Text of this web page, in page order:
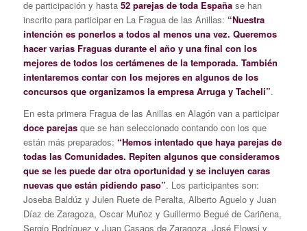
de participación y hasta 52 parejas de toda Españase han
inscrito para participar en La Fragua de las Anillas: “Nuestra
intención es ponerlos a todos al menos una vez. Queremos
hacer varias Fraguas durante el año y una final con los
mejores de todos los certámenes de la temporada. También
intentaremos contar con los mejores en algunos de los
concursos que organizamos la empresa Arruga y Tacheli”.
En esta primera Fragua de las Anillas en Alagón van a participar
doce parejasque se han seleccionado contando con los que
están más preparados: “Hemos intentado que haya parejas de
todas las Comunidades. Repiten algunos que consideramos
que se les puede dar otra oportunidad y se incluyen caras
nuevas que están pidiendo paso”. Los participantes son:
Joseba Baldúz y Julen Ruete de Peralta, Alberto Aguelo y Juan
Díaz de Zaragoza, Oscar Muñoz y Guillermo Begué de Cariñena,
Sergio Rodríguez y Juan Casaos de Zaragoza, José Elowsi y